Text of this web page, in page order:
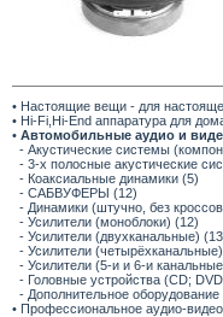
• Настоящие вещи - для
• Hi-Fi,Hi-End аппаратура для
• Автомобильные аудио и
- Акустические системы
- 3-х полосные акустические
- Коаксиальные динамики (5)
- САБВУФЕРЫ (12)
- Динамики (штучно, без
- Усилители (моноблоки) (12)
- Усилители (двухканальные)
- Усилители
- Усилители (5-и и 6-и
- Головные устройства (CD;
- Дополнительное
• Профессиональное аудио-